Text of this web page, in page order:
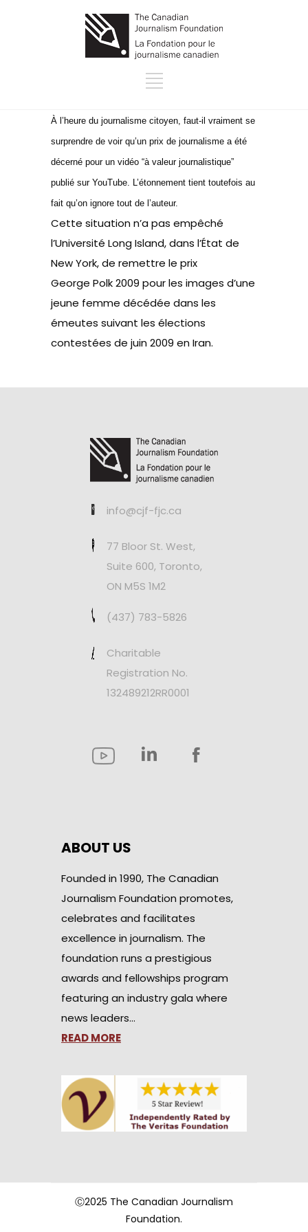
À l’heure du journalisme citoyen, faut-il vraiment se
surprendre de voir qu’un prix de journalisme a été
décerné pour un vidéo “à valeur journalistique”
publié sur YouTube. L’étonnement tient toutefois au
fait qu’on ignore tout de l’auteur.
Cette situation n’a pas empêché
l’Université Long Island, dans l’État de
New York, de remettre le prix
George Polk 2009 pour les images d’une
jeune femme décédée dans les
émeutes suivant les élections
contestées de juin 2009 en Iran.
info@cjf-fjc.ca
77 Bloor St. West,
Suite 600, Toronto,
ON M5S 1M2
(437) 783-5826
Charitable
Registration No.
132489212RR0001
ABOUT US
Founded in 1990, The Canadian
Journalism Foundation promotes,
celebrates and facilitates
excellence in journalism. The
foundation runs a prestigious
awards and fellowships program
featuring an industry gala where
news leaders…
READ MORE
Ⓒ2025 The Canadian Journalism
Foundation.